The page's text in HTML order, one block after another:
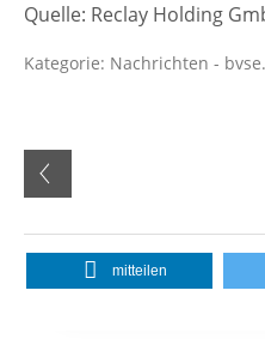
Quelle: Reclay Holding
Kategorie: Nachrichten -
mitteilen